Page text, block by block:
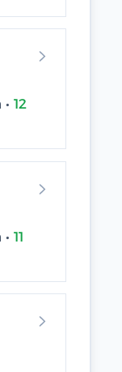
Trainingscenter Heinemann • 12
Trainingscenter Heinemann • 11